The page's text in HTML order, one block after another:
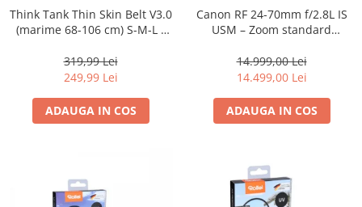
Hamuri si Centuri foto
Curele Aparat - Umar
Genti Laptop si iPad
Hand Strap / Grip
Troller
Video / Camere si accesorii
Camere video profesionale
Think Tank Thin Skin Belt V3.0
(marime 68-106 cm) S-M-L -
319,99 Lei
249,99 Lei
ADAUGA IN COS
Canon RF 24-70mm f/2.8L IS
USM – Zoom standard
14.999,00 Lei
14.499,00 Lei
ADAUGA IN COS